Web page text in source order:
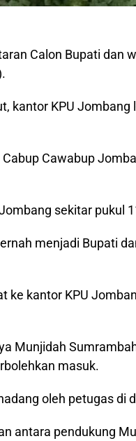
Calon Bupati dan
kantor KPU Jombang
Cawabup
sekitar pukul
menjadi Bupati
ke kantor KPU
Munjidah
masuk.
oleh petugas di
antara pendukung